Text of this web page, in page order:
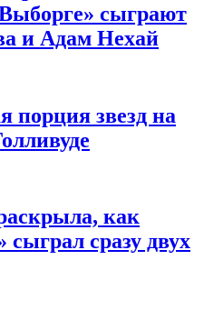
сыграют
и Адам Нехай
порция звезд на
как
сыграл сразу двух